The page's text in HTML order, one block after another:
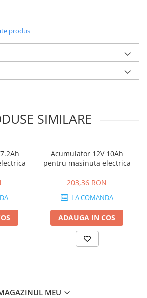
produs
SIMILARE
Acumulator 12V 10Ah
pentru masinuta electrica
203,36 RON
LA COMANDA
ADAUGA IN COS
MEU